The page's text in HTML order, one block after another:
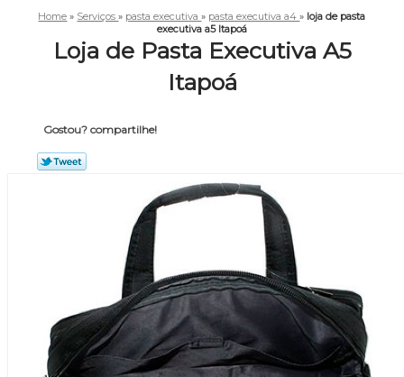
Home » Serviços» pasta executiva» pasta executiva a4» loja de pasta
executiva a5 Itapoá
Loja de Pasta Executiva A5
Itapoá
Gostou? compartilhe!